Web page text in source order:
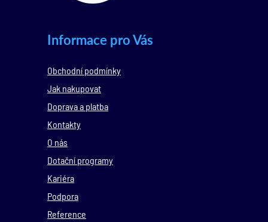
Informace pro Vás
Obchodní podmínky
Jak nakupovat
Doprava a platba
Kontakty
O nás
Dotační programy
Kariéra
Podpora
Reference